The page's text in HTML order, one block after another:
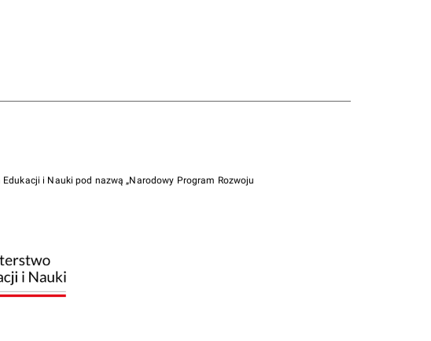
i Nauki pod nazwą „Narodowy Program Rozwoju